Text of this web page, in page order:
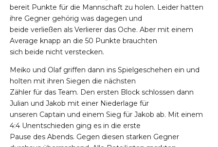
bereit Punkte für die Mannschaft zu holen. Leider hatten
ihre Gegner gehörig was dagegen und
beide verließen als Verlierer das Oche. Aber mit einem
Average knapp an die 50 Punkte brauchten
sich beide nicht verstecken.
Meiko und Olaf griffen dann ins Spielgeschehen ein und
holten mit ihren Siegen die nächsten
Zähler für das Team. Den ersten Block schlossen dann
Julian und Jakob mit einer Niederlage für
unseren Captain und einem Sieg für Jakob ab. Mit einem
4:4 Unentschieden ging es in die erste
Pause des Abends. Gegen diesen starken Gegner